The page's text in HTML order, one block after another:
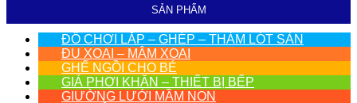
SẢN PHẨM
ĐỒ CHƠI LẮP – GHÉP – THẢM LÓT SÀN
ĐU XOAI – MÂM XOAI
GHẾ NGỒI CHO BÉ
GIÁ PHƠI KHĂN – THIẾT BỊ BẾP
GIƯỜNG LƯỚI MẦM NON